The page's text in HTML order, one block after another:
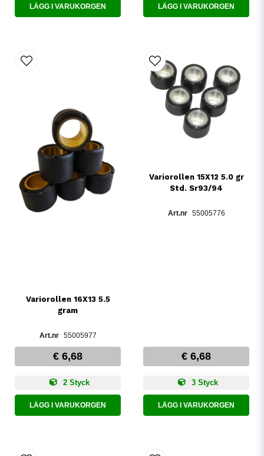
LÄGG I VARUKORGEN LÄGG I VARUKORGEN
Variorollen 16X13 5.5
gram
55005977
€ 6,68
2 Styck
LÄGG I VARUKORGEN
Variorollen 15X12 5.0 gr
Std. Sr93/94
55005776
€ 6,68
3 Styck
LÄGG I VARUKORGEN